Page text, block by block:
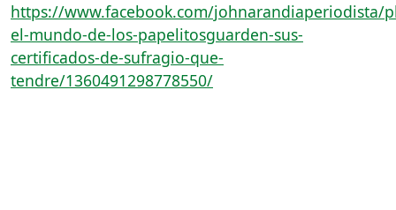
https://www.facebook.com/johnarandiaperiodista/
el-mundo-de-los-papelitosguarden-sus-
certificados-de-sufragio-que-
tendre/1360491298778550/